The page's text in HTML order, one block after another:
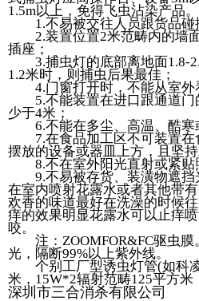
1.5m以上，免得飞虫沾染产品。
1.不易被交往人员跟货品碰
2.装置位置2米范畴内的墙
插座；
3.捕虫灯的底部离地面1.8-
1.2米时，则捕虫后果最佳；
4.门窗打开时，不能从室外
5.不能装置在进口跟通道门
少于4米；
6.不能在多尘、高温、酷寒
7.在食品加工区不可装置在
摆放的设备或器皿上方，且坚
8.不在室外阳光直射或紧贴
9.不易被存货、装潢物遮挡
在室内喷射花露水或者其他带
欢香的味道最好在洗澡的时候
痒的效果明显花露水可以止痒
咬。
注：ZOOMFOR&FC驱虫膜
光，隔断99%以上紫外线。
个别工厂型诱虫灯管(如科
米，15W*2辐射范畴125平方米
深圳市三合消杀有限公司